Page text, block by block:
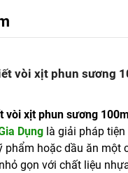
vòi xịt phun sương
vòi xịt phun sương
Dụng là giải pháp
phẩm hoặc dầu ăn một
gọn với chất liệu